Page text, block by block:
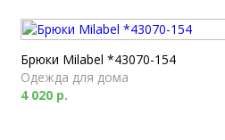
Брюки Milabel *43070-154
Одежда для дома
4 020 р.